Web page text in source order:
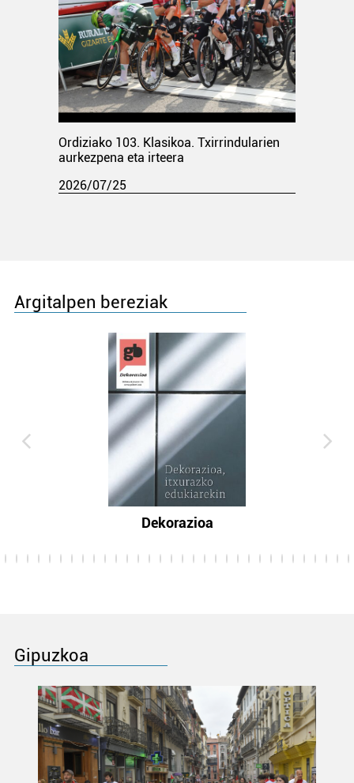
Ordiziako 103. Klasikoa. Txirrindularien
aurkezpena eta irteera
2026/07/25
Argitalpen bereziak
Dekorazioa
Gipuzkoa